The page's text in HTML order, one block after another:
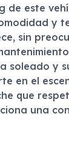
de este
y
sin
soleado y
en el
que
una